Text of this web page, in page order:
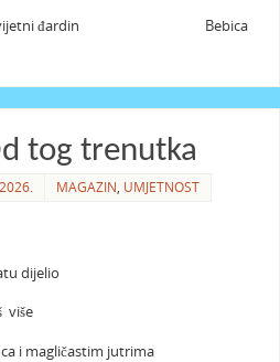
đardin Bebica
tog trenutka
MAGAZIN, UMJETNOST
dijelio
više
i magličastim jutrima